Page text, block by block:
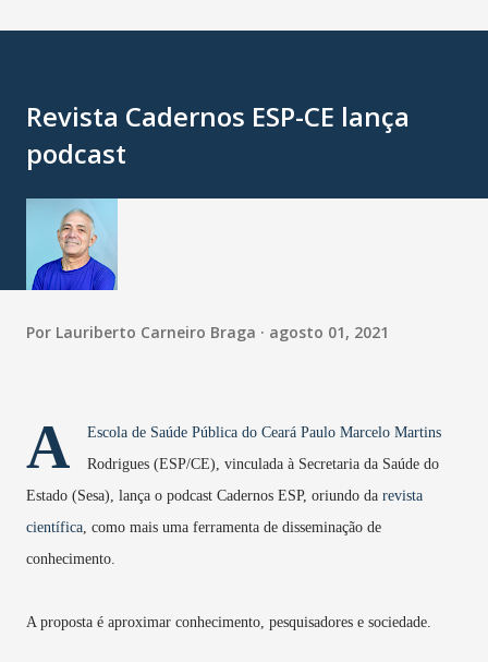
Revista Cadernos ESP-CE lança
podcast
Por Lauriberto Carneiro Braga agosto 01, 2021
A
Escola de Saúde Pública do Ceará Paulo Marcelo Martins
Rodrigues (ESP/CE), vinculada à Secretaria da Saúde do
Estado (Sesa), lança o podcast Cadernos ESP, oriundo da revista
científica, como mais uma ferramenta de disseminação de
conhecimento.
A proposta é aproximar conhecimento, pesquisadores e sociedade.